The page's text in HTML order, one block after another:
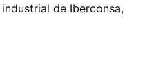
de Iberconsa,